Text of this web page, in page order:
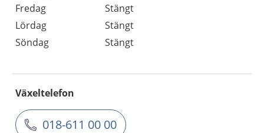
Fredag
Stängt
Lördag
Stängt
Söndag
Stängt
Växeltelefon
018-611 00 00